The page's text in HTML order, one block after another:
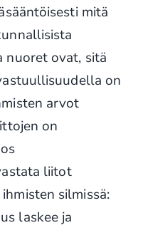
mitä
nuoret ovat, sitä
on
arvot
on
liitot
silmissä:
laskee ja